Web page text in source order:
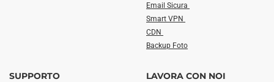
Email Sicura
Smart VPN
CDN
Backup Foto
SUPPORTO LAVORA CON NOI